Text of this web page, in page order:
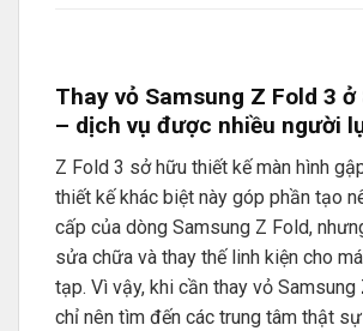
Thay vỏ Samsung Z Fold 3
– dịch vụ được nhiều người
Z Fold 3 sở hữu thiết kế màn hình
thiết kế khác biệt này góp phần tạo
cấp của dòng Samsung Z Fold,
sửa chữa và thay thế linh kiện cho
tạp. Vì vậy, khi cần thay vỏ Samsung
chỉ nên tìm đến các trung tâm thật